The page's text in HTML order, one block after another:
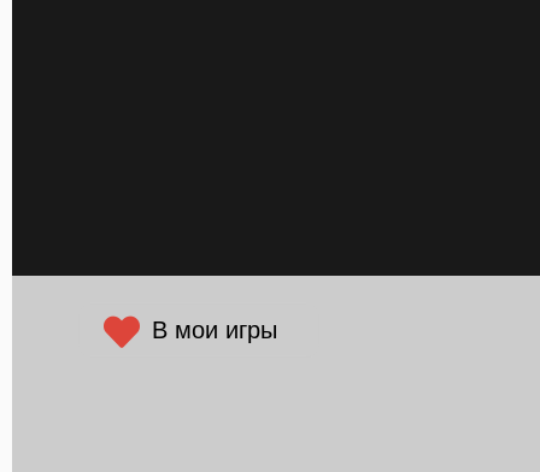
В мои игры